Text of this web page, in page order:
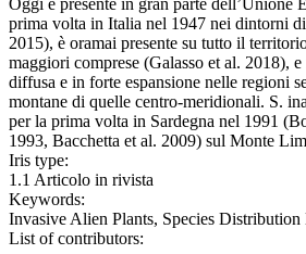
Oggi è presente in gran parte dell’Unione
prima volta in Italia nel 1947 nei dintorni
2015), è oramai presente su tutto il
maggiori comprese (Galasso et al. 2018),
diffusa e in forte espansione nelle regioni
montane di quelle centro-meridionali. S.
per la prima volta in Sardegna nel 1991
1993, Bacchetta et al. 2009) sul Monte
Iris type:
1.1 Articolo in rivista
Keywords:
Invasive Alien Plants, Species Distribution
List of contributors: